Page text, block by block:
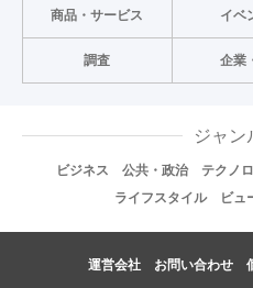
商品・サービス イベ
調査 企業
ジャン
ビジネス 公共・政治 テクノ
ライフスタイル
ビュ
運営会社 お問い合わせ